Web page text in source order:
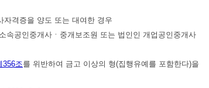
격증을 양도 또는 대여한 경우
속공인중개사ㆍ중개보조원 또는 법인인 개업공인중개사
356조를 위반하여 금고 이상의 형(집행유예를 포함한다)을